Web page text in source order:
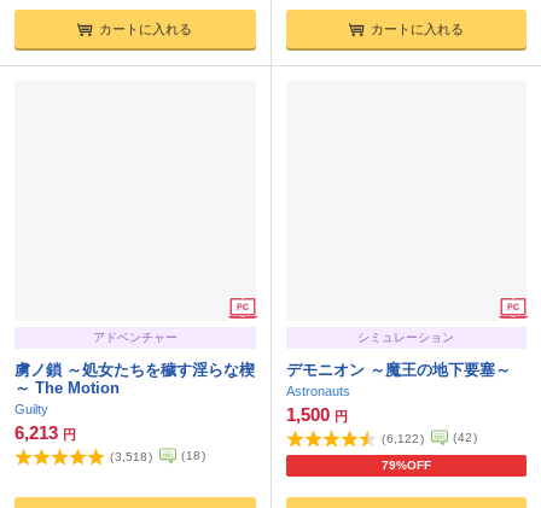
カートに入れる カートに入れる
アドベンチャー
虜ノ鎖 ～処女たちを穢す淫らな楔
～ The Motion
Guilty
6,213 円
(3,518) (18)
シミュレーション
デモニオン ～魔王の地下要塞～
Astronauts
1,500 円
79%OFF
(6,122) (42)